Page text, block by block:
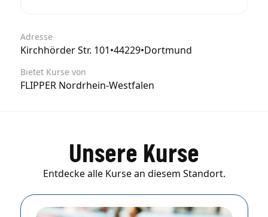
Adresse
Kirchhörder Str. 101•44229•Dortmund
Bietet Kurse von
FLIPPER Nordrhein-Westfalen
Unsere Kurse
Entdecke alle Kurse an diesem Standort.